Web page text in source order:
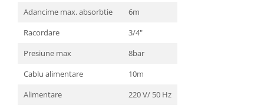
Adancime max. absorbtie
6m
Racordare
3/4"
Presiune max
8bar
Cablu alimentare
10m
Alimentare
220 V/ 50 Hz